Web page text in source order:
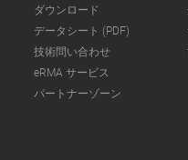
ダウンロード
データシート (PDF)
技術問い合わせ
eRMA サービス
パートナーゾーン